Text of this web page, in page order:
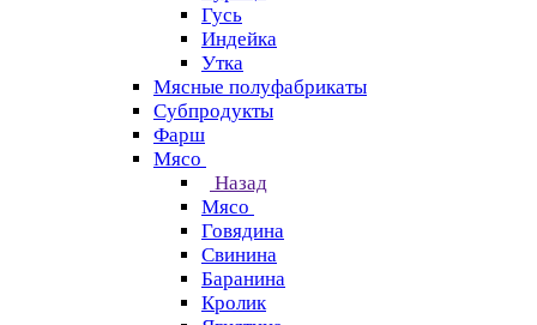
Гусь
Индейка
Утка
Мясные полуфабрикаты
Субпродукты
Фарш
Мясо
Назад
Мясо
Говядина
Свинина
Баранина
Кролик